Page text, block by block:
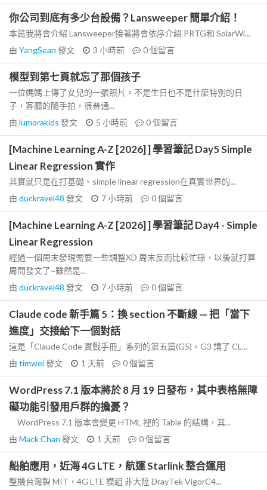
你公司到底有多少台設備？Lansweeper 簡單介紹！
本篇我將會介紹 Lansweeper接著將會依序介紹 PRTG和 SolarWi...
由 YangSean 發文 3 小時前 0個留言
模型到第七頁就忘了那個孩子
一位媽媽上傳了女兒的一張照片。不是生日也不是什麼特別的日
子，客廳的隨手拍，很普通...
由 lumorakids 發文 5 小時前 0個留言
[Machine Learning A-Z [2026] ] 學習筆記 Day5 Simple
Linear Regression 實作
其實就只是在打基礎、simple linear regression在真實世界的...
由 duckravel48 發文 7 小時前 0個留言
[Machine Learning A-Z [2026] ] 學習筆記 Day4 - Simple
Linear Regression
經過一個周末發現需要一些調整XD 周末反而比較忙碌，以後就打算
周間發文了~雖然是...
由 duckravel48 發文 7 小時前 0個留言
Claude code 新手篇 5：換 section 不斷線 — 把「當下
進度」交接給下一個對話
這是「Claude Code 實戰手冊」系列的第五篇(G5)。G3 講了 CL...
由 timwei發文 1 天前 0個留言
WordPress 7.1 版本將於 8 月 19 日發布，其中表格無障
礙功能引發用戶群的擔憂？
WordPress 7.1 版本會變更 HTML 裡的 Table 的結構，其...
由 Mack Chan 發文 1 天前 0個留言
船舶應用，近海 4G LTE，航運 Starlink 整合運用
整機台灣製 MIT，4G LTE 模組 非大陸 DrayTek VigorC4...